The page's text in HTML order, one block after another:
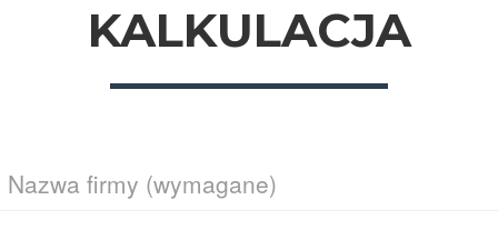
KALKULACJA